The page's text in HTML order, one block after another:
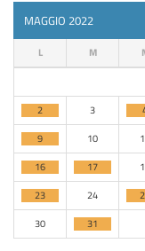
MAGGIO 2022
L M
2
3
9
10
16
17
23
24
30
31